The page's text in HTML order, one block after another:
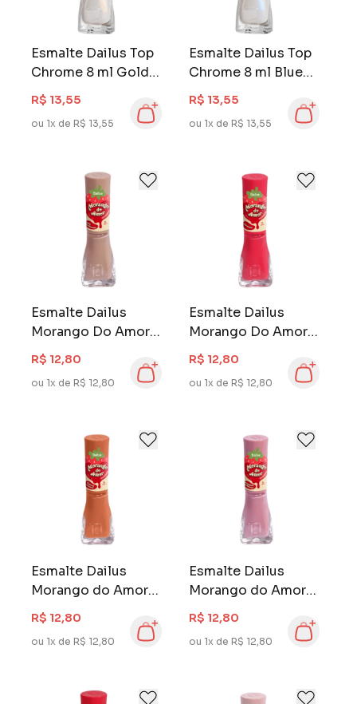
Esmalte Dailus Top
Chrome 8 ml Gold
Top
R$ 13,55
ou 1x de R$ 13,55
Esmalte Dailus Top
Chrome 8 ml Blue
Top
R$ 13,55
ou 1x de R$ 13,55
Esmalte Dailus
Morango Do Amor 8
ml Leite
Condensado
R$ 12,80
ou 1x de R$ 12,80
Esmalte Dailus
Morango Do Amor 8
ml Morangão
R$ 12,80
ou 1x de R$ 12,80
Esmalte Dailus
Morango do Amor 8
ml Ponto de
Caramelo
R$ 12,80
ou 1x de R$ 12,80
Esmalte Dailus
Morango do Amor 8
ml Brigadeiro de
Morango
R$ 12,80
ou 1x de R$ 12,80